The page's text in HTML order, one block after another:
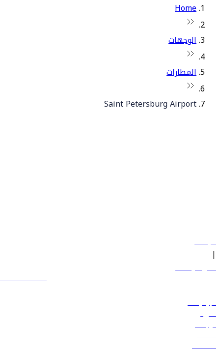
Home
الوجهات
المطارات
Saint Petersburg Airport
سياساتنا
|
الشروط والأحكام
600 544 445
حجز الرحلات
العروض
الوجهات
الأمتعة
المساعدة